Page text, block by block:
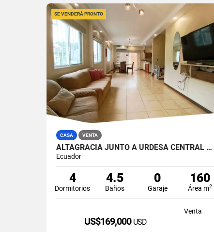
SE VENDERÁ PRONTO
CASA VENTA
ALTAGRACIA JUNTO A URDESA CENTRAL 4 DORMITORIOS CASA EN VENTA
Ecuador
4
Dormitorios
4.5
Baños
0
Garaje
160
Área m2
Venta
US$169,000 USD